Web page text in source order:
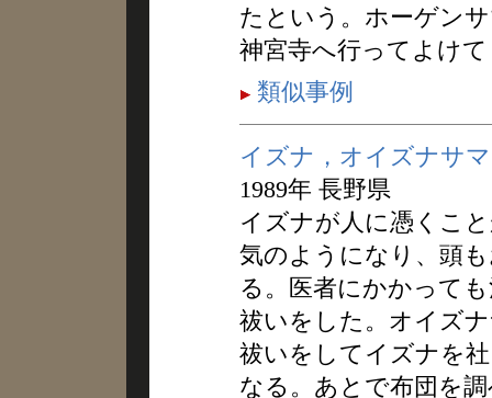
たという。ホーゲン
神宮寺へ行ってよけ
類似事例
イズナ，オイズナサ
1989年 長野県
イズナが人に憑くこ
気のようになり、頭
る。医者にかかって
祓いをした。オイズ
祓いをしてイズナを
なる。あとで布団を